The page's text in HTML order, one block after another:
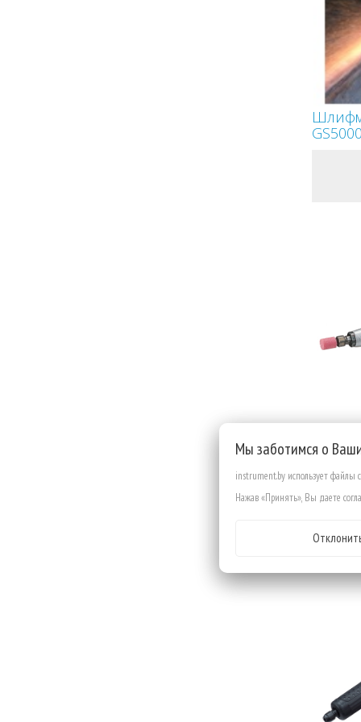
GS5000
Мы заботимся о
instrument.by использует файлы
Нажав «Принять», Вы даете